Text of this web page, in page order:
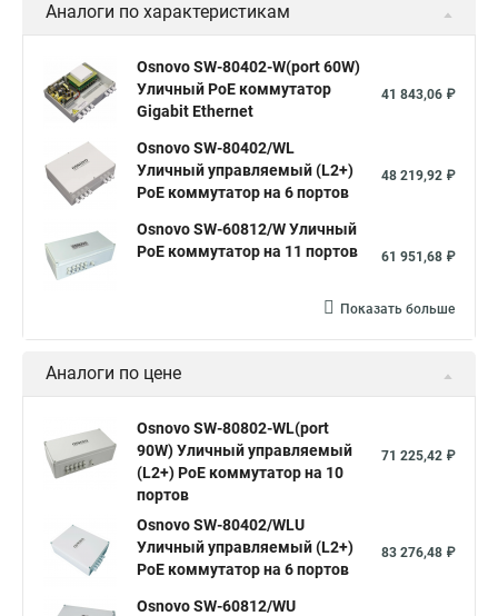
Как подключить через коммутатор
Что такое концентратор маршрутизатор коммутатор
Схема 2108 коммутатор Коммутатор 24 порта sfp портами
Коммутатор что это простыми словами
Коммутаторы окоф
Коммутатор на регистратор
Как подключиться коммутатору
Коммутатор маршрутизатор Порты poe в коммутаторе
Коммутатор desktop Источник питания для коммутаторов
Аналоги по характеристикам
Osnovo SW-80402-W(port 60W)
Уличный PoE коммутатор
Gigabit Ethernet
41 843,06 ₽
Osnovo SW-80402/WL
Уличный управляемый (L2+)
PoE коммутатор на 6 портов
48 219,92 ₽
Osnovo SW-60812/W Уличный
PoE коммутатор на 11 портов
61 951,68 ₽
Показать больше
Аналоги по цене
Osnovo SW-80802-WL(port
90W) Уличный управляемый
(L2+) PoE коммутатор на 10
портов
71 225,42 ₽
Osnovo SW-80402/WLU
Уличный управляемый (L2+)
PoE коммутатор на 6 портов
83 276,48 ₽
Osnovo SW-60812/WU